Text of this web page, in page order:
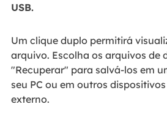
USB.
Um clique duplo permitirá
arquivo. Escolha os arquivos de
"Recuperar" para salvá-los em
seu PC ou em outros
externo.